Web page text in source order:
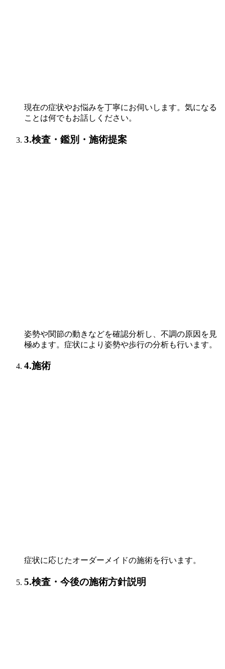
現在の症状やお悩みを丁寧にお伺いします。気になる
ことは何でもお話しください。
3.検査・鑑別・施術提案
姿勢や関節の動きなどを確認分析し、不調の原因を見
極めます。症状により姿勢や歩行の分析も行います。
4.施術
症状に応じたオーダーメイドの施術を行います。
5.検査・今後の施術方針説明